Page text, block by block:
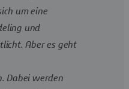
um eine
und
Aber es geht
Dabei werden